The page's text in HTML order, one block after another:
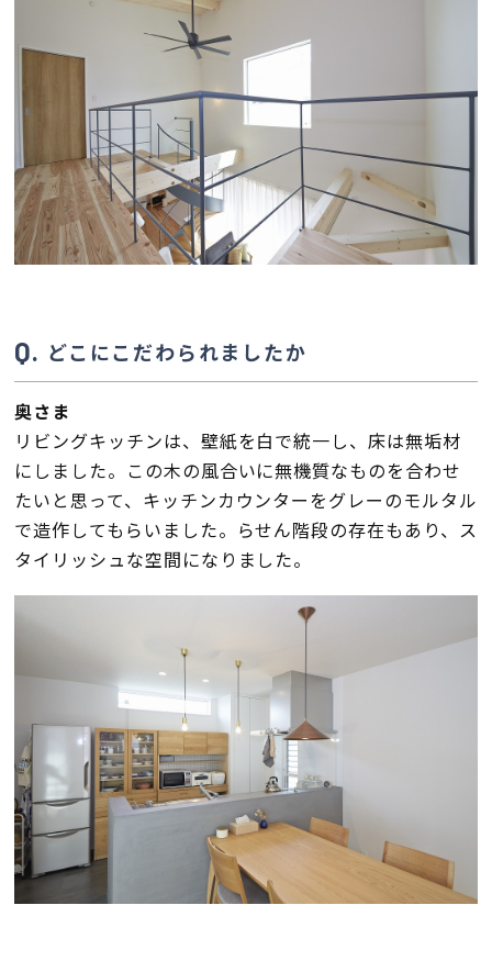
どこにこだわられましたか
奥さま
リビングキッチンは、壁紙を白で統一し、床は無垢材
にしました。この木の風合いに無機質なものを合わせ
たいと思って、キッチンカウンターをグレーのモルタル
で造作してもらいました。らせん階段の存在もあり、ス
タイリッシュな空間になりました。